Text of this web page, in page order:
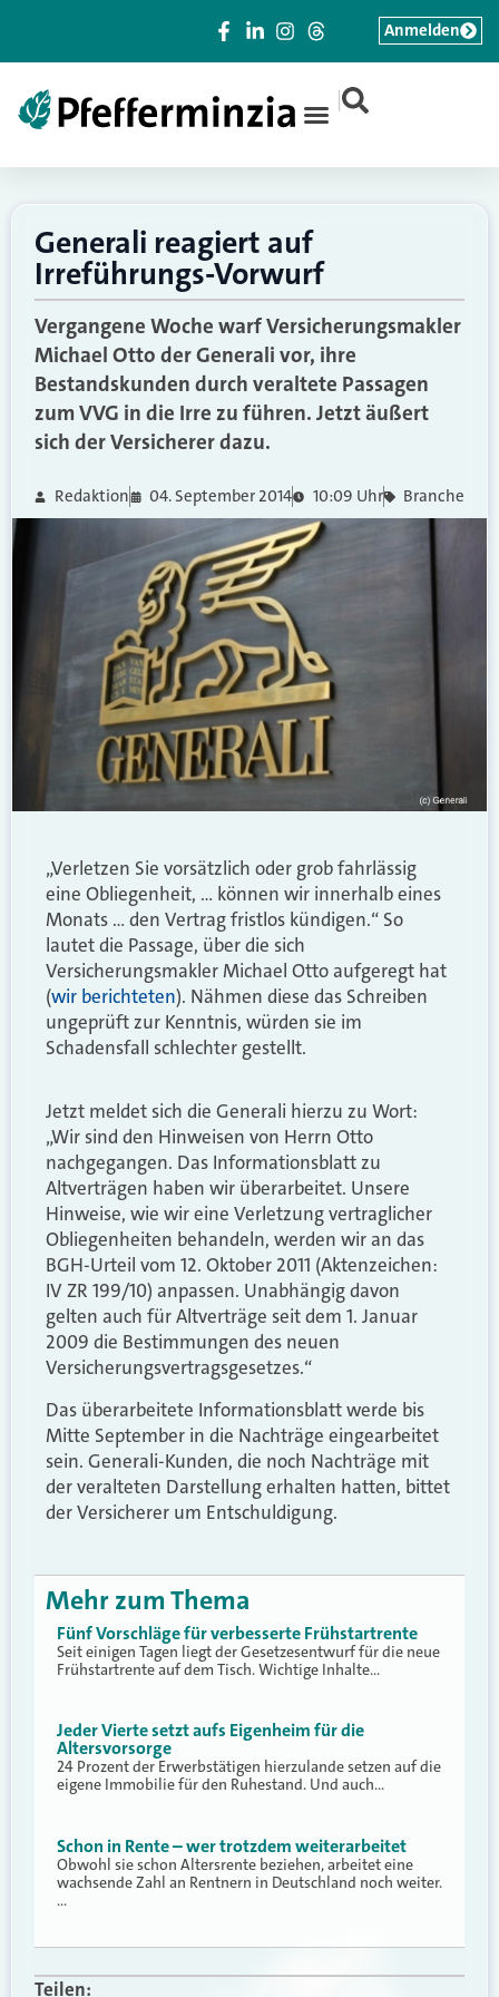
|
Anmelden
Generali reagiert auf
Irreführungs-Vorwurf
Vergangene Woche warf Versicherungsmakler
Michael Otto der Generali vor, ihre
Bestandskunden durch veraltete Passagen
zum VVG in die Irre zu führen. Jetzt äußert
sich der Versicherer dazu.
Redaktion 04. September 2014 10:09 Uhr Branche
„Verletzen Sie vorsätzlich oder grob fahrlässig
eine Obliegenheit, … können wir innerhalb eines
Monats … den Vertrag fristlos kündigen.“ So
lautet die Passage, über die sich
Versicherungsmakler Michael Otto aufgeregt hat
(wir berichteten). Nähmen diese das Schreiben
ungeprüft zur Kenntnis, würden sie im
Schadensfall schlechter gestellt.
Jetzt meldet sich die Generali hierzu zu Wort:
„Wir sind den Hinweisen von Herrn Otto
nachgegangen. Das Informationsblatt zu
Altverträgen haben wir überarbeitet. Unsere
Hinweise, wie wir eine Verletzung vertraglicher
Obliegenheiten behandeln, werden wir an das
BGH-Urteil vom 12. Oktober 2011 (Aktenzeichen:
IV ZR 199/10) anpassen. Unabhängig davon
gelten auch für Altverträge seit dem 1. Januar
2009 die Bestimmungen des neuen
Versicherungsvertragsgesetzes.“
Das überarbeitete Informationsblatt werde bis
Mitte September in die Nachträge eingearbeitet
sein. Generali-Kunden, die noch Nachträge mit
der veralteten Darstellung erhalten hatten, bittet
der Versicherer um Entschuldigung.
Mehr zum Thema
Fünf Vorschläge für verbesserte Frühstartrente
Seit einigen Tagen liegt der Gesetzesentwurf für die neue
Frühstartrente auf dem Tisch. Wichtige Inhalte…
Jeder Vierte setzt aufs Eigenheim für die
Altersvorsorge
24 Prozent der Erwerbstätigen hierzulande setzen auf die
eigene Immobilie für den Ruhestand. Und auch…
Schon in Rente – wer trotzdem weiterarbeitet
Obwohl sie schon Altersrente beziehen, arbeitet eine
wachsende Zahl an Rentnern in Deutschland noch weiter.
…
Teilen: